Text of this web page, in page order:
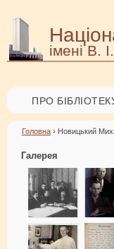
імені В.
ПРО
Головна › Новицький
Галерея